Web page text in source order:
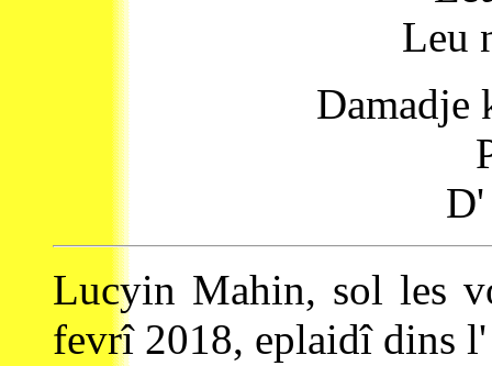
Leu
Damadje
Lucyin Mahin, sol les
fevrî 2018, eplaidî dins